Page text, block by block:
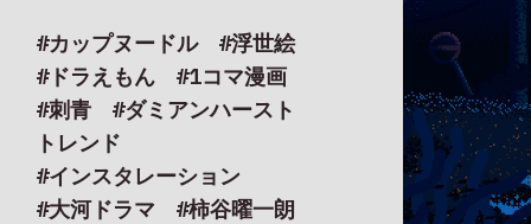
#カップヌードル
#浮世絵
#ドラえもん
#1コマ漫画
#刺青
#ダミアンハースト
トレンド
#インスタレーション
#大河ドラマ
#柿谷曜一朗
#インタビュ